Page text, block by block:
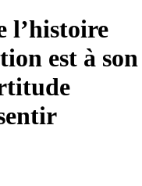
l’histoire
est à son